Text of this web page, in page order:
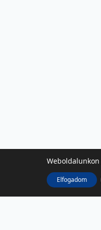
Weboldalunkon
Elfogadom